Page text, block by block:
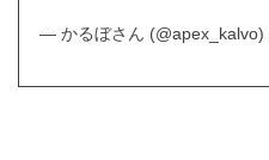
— かるぼさん (@apex_kalvo)